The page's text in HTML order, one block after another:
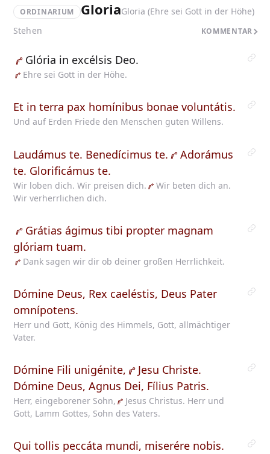
ORDINARIUM GloriaGloria (Ehre sei Gott in der Höhe)
Stehen
KOMMENTAR
Glória in excélsis Deo.
Ehre sei Gott in der Höhe.
Et in terra pax homínibus bonae voluntátis.
Und auf Erden Friede den Menschen guten Willens.
Laudámus te. Benedícimus te.
Adorámus
te. Glorificámus te.
Wir loben dich. Wir preisen dich. Wirbeten dich an.
Wir verherrlichen dich.
Grátias ágimus tibi propter magnam
glóriam tuam.
Danksagen wir dir ob deiner großen Herrlichkeit.
Dómine Deus, Rex caeléstis, Deus Pater
omnípotens.
Herr und Gott, König des Himmels, Gott, allmächtiger
Vater.
Dómine Fili unigénite, Jesu Christe.
Dómine Deus, Agnus Dei, Fílius Patris.
Herr, eingeborener Sohn, Jesus Christus. Herr und
Gott, Lamm Gottes, Sohn des Vaters.
Qui tollis peccáta mundi, miserére nobis.